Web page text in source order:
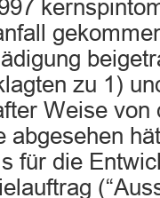
zu 1)
Weise von
abgesehen
für die